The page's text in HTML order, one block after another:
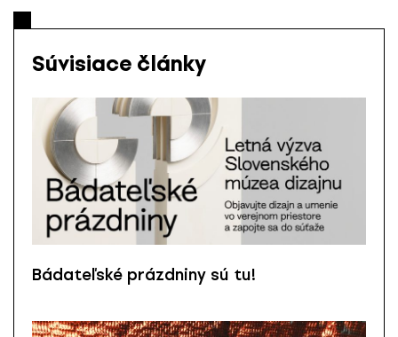
Súvisiace články
Bádateľské prázdniny sú tu!